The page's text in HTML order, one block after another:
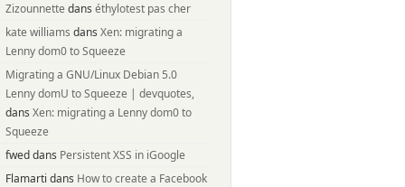
Zizounnette dans éthylotest pas cher
kate williams dans Xen: migrating a
Lenny dom0 to Squeeze
Migrating a GNU/Linux Debian 5.0
Lenny domU to Squeeze | devquotes,
dans Xen: migrating a Lenny dom0 to
Squeeze
fwed dans Persistent XSS in iGoogle
Flamarti dans How to create a Facebook